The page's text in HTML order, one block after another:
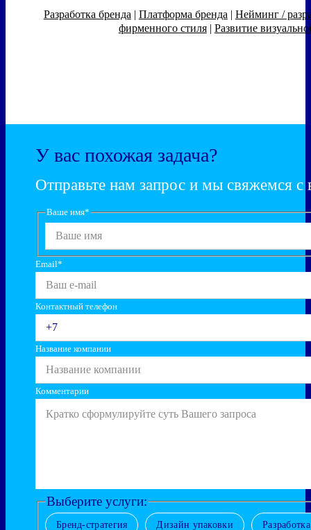
Разработка бренда | Платформа бренда | Нейминг /
фирменного стиля| Развитие
У вас похожая задача?
Отправьте нам запрос и мы свяжемся с
Ваше имя*
Email*
Контактный телефон
Название компании
Комментарии
Выберите услуги:
Бренд-стратегия Дизайн упаковки